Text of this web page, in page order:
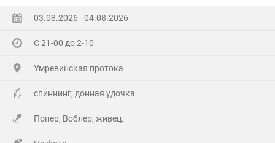
Гостей понаехало(со всех Волостей),сюрприз устроили
точного адреса (потому как первый раз приехали)по
03.08.2026 - 04.08.2026
С 21-00 до 2-10
Умревинская протока
спиннинг; донная удочка
Попер, Воблер, живец.